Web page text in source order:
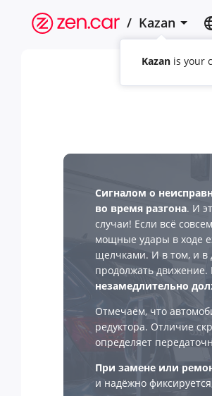
/ Kazan
Kazan is your
Сигналом о
во время разгона. И
случаи! Если всё
мощные удары в ходе
щелчками. И в том, и в
продолжать движение.
незамедлительно
Отмечаем, что
редуктора. Отличие
определяет
При замене или
и надёжно